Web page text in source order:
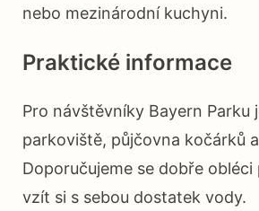
nebo mezinárodní kuchyni.
Praktické informace
Pro návštěvníky Bayern Parku
parkoviště, půjčovna kočárků
Doporučujeme se dobře obléci
vzít si s sebou dostatek vody.